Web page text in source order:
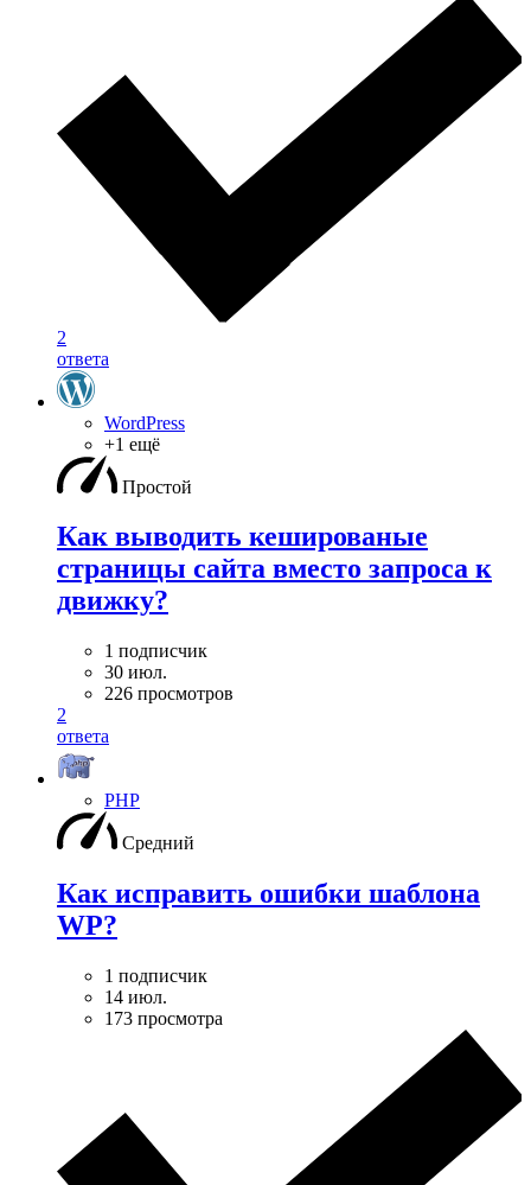
2
ответа
WordPress
+1 ещё
Простой
Как выводить кешированые
страницы сайта вместо запроса к
движку?
1 подписчик
30 июл.
226 просмотров
2
ответа
PHP
Средний
Как исправить ошибки шаблона
WP?
1 подписчик
14 июл.
173 просмотра